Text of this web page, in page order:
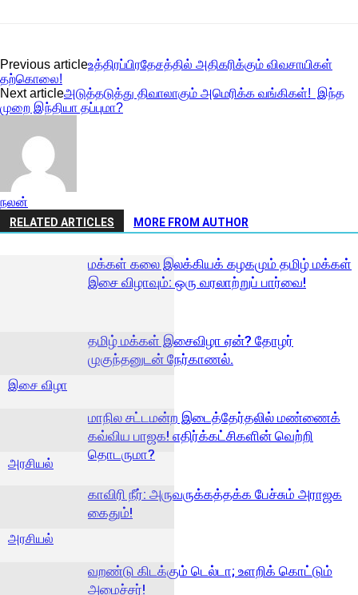
Previous articleஉத்திரப்பிரதேசத்தில் அதிகரிக்கும் விவசாயிகள்
தற்கொலை!
Next articleஅடுத்தடுத்து திவாலாகும் அமெரிக்க வங்கிகள்! இந்த
முறை இந்தியா தப்புமா?
நலன்
RELATED ARTICLES MORE FROM AUTHOR
இசை விழா
மக்கள் கலை இலக்கியக் கழகமும் தமிழ் மக்கள்
இசை விழாவும்: ஒரு வரலாற்றுப் பார்வை!
அரசியல்
தமிழ் மக்கள் இசைவிழா ஏன்? தோழர்
முகுந்தனுடன் நேர்காணல்.
அரசியல்
மாநில சட்டமன்ற இடைத்தேர்தலில் மண்ணைக்
கவ்விய பாஜக! எதிர்க்கட்சிகளின் வெற்றி
தொடருமா?
காவிரி நீர்: அருவருக்கத்தக்க பேச்சும் அராஜக
கைதும்!
வறண்டு கிடக்கும் டெல்டா; உளறிக் கொட்டும்
அமைச்சர்!